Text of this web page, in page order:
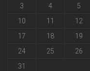
3
4 5
10
11 12
17
18 19
24
25 26
31